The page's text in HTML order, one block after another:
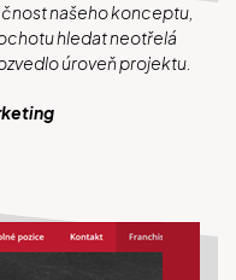
našeho konceptu,
hledat neotřelá
úroveň projektu.